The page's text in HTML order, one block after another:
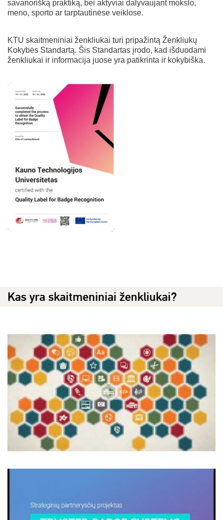
savanorišką praktiką, bei aktyviai dalyvaujant mokslo,
meno, sporto ar tarptautinėse veiklose.
KTU skaitmeniniai ženkliukai turi pripažintą Ženkliukų
Kokybės Standartą. Šis Standartas įrodo, kad išduodami
ženkliukai ir informacija juose yra patikrinta ir kokybiška.
Kas yra skaitmeniniai ženkliukai?